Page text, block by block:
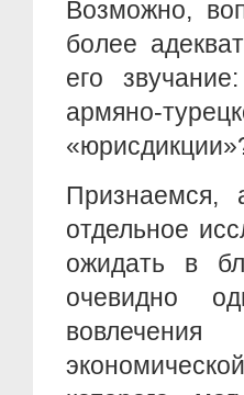
Возможно,
более
его
армяно-
Признаемся,
отдельное
ожидать в
очевидно